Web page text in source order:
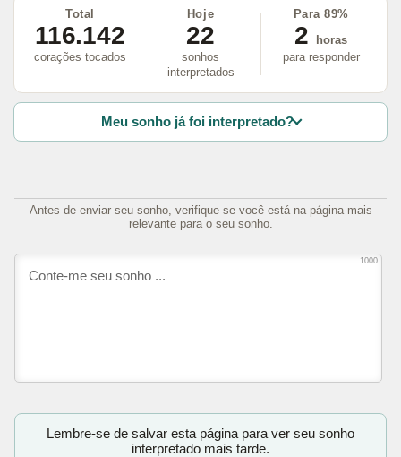
Total
116.142
corações tocados
Hoje
22
sonhos
interpretados
Para 89%
2
horas
para responder
Meu sonho já foi interpretado?
Antes de enviar seu sonho, verifique se você está na página mais
relevante para o seu sonho.
1000
Lembre-se de salvar esta página para ver seu sonho
interpretado mais tarde.